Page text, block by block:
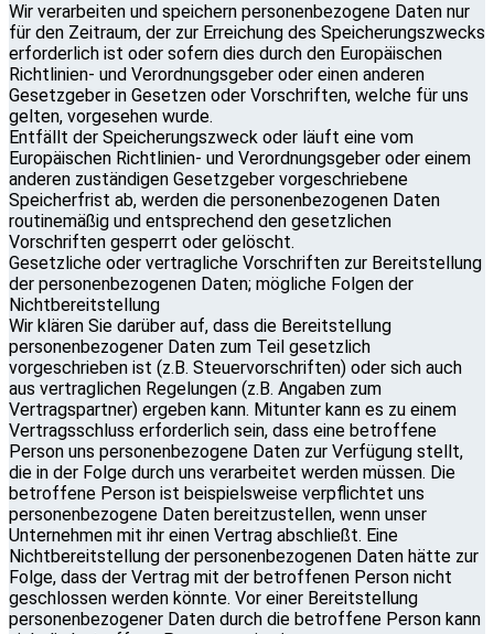
Wir verarbeiten und speichern personenbezogene Daten nur
für den Zeitraum, der zur Erreichung des Speicherungszwecks
erforderlich ist oder sofern dies durch den Europäischen
Richtlinien- und Verordnungsgeber oder einen anderen
Gesetzgeber in Gesetzen oder Vorschriften, welche für uns
gelten, vorgesehen wurde.
Entfällt der Speicherungszweck oder läuft eine vom
Europäischen Richtlinien- und Verordnungsgeber oder einem
anderen zuständigen Gesetzgeber vorgeschriebene
Speicherfrist ab, werden die personenbezogenen Daten
routinemäßig und entsprechend den gesetzlichen
Vorschriften gesperrt oder gelöscht.
Gesetzliche oder vertragliche Vorschriften zur Bereitstellung
der personenbezogenen Daten; mögliche Folgen der
Nichtbereitstellung
Wir klären Sie darüber auf, dass die Bereitstellung
personenbezogener Daten zum Teil gesetzlich
vorgeschrieben ist (z.B. Steuervorschriften) oder sich auch
aus vertraglichen Regelungen (z.B. Angaben zum
Vertragspartner) ergeben kann. Mitunter kann es zu einem
Vertragsschluss erforderlich sein, dass eine betroffene
Person uns personenbezogene Daten zur Verfügung stellt,
die in der Folge durch uns verarbeitet werden müssen. Die
betroffene Person ist beispielsweise verpflichtet uns
personenbezogene Daten bereitzustellen, wenn unser
Unternehmen mit ihr einen Vertrag abschließt. Eine
Nichtbereitstellung der personenbezogenen Daten hätte zur
Folge, dass der Vertrag mit der betroffenen Person nicht
geschlossen werden könnte. Vor einer Bereitstellung
personenbezogener Daten durch die betroffene Person kann